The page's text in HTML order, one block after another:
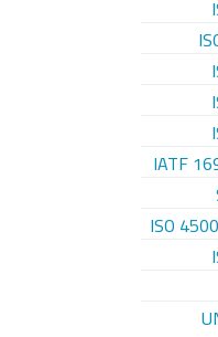
IATF
ISO